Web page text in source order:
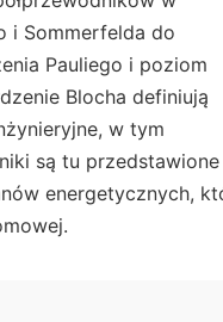
i Sommerfelda do
Pauliego i poziom
Blocha definiują
w tym
są tu
energetycznych,